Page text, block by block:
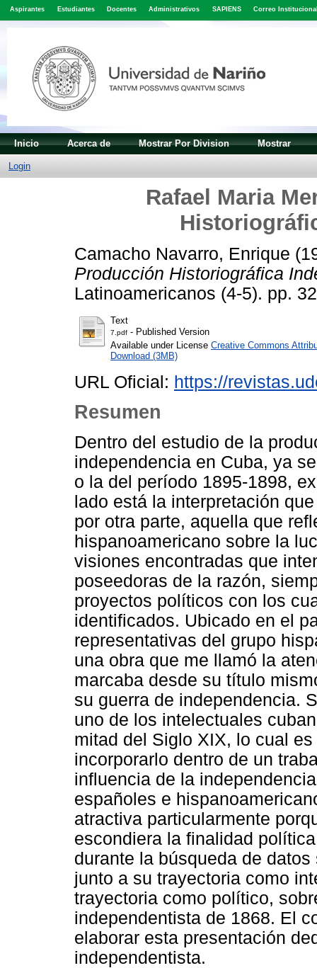
Aspirantes Estudiantes Docentes Administrativos SAPIENS Correo
Inicio Acerca de Mostrar Por Division Mostrar
Login
Rafael Maria
Camacho Navarro, Enrique
Producción Historiográfica
Latinoamericanos (4-5). pp.
Text
7.pdf - Published Version
Available under License Creative Commons
Download (3MB)
URL Oficial: https://
Resumen
Dentro del estudio de la
independencia en Cuba, ya
o la del período 1895-1898,
lado está la interpretación
por otra parte, aquella que
hispanoamericano sobre la
visiones encontradas que
poseedoras de la razón,
proyectos políticos con los
identificados. Ubicado en el
representativas del grupo
una obra que me llamó la
marcaba desde su título
su guerra de independencia.
uno de los intelectuales
mitad del Siglo XIX, lo cual
incorporarlo dentro de un
influencia de la
españoles e
atractiva particularmente
escondiera la finalidad
durante la búsqueda de
junto a su trayectoria como
trayectoria como político,
independentista de 1868. El
elaborar esta presentación
independentista.